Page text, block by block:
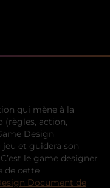
qui mène à la
(règles, action,
Design
et guidera son
le game designer
de cette
Document de